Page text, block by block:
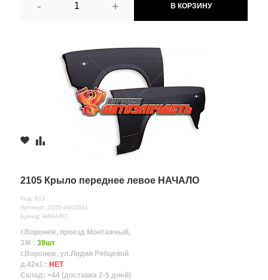
- + В КОРЗИНУ
2105 Крыло переднее левое НАЧАЛО
Код: 612
Артикул: 2105-8403011
Бренд: НАЧАЛО
г.Воронеж, проезд Монтажный,
3Ж : 39шт
г.Воронеж, ул.Лидии Рябцевой
д.42к1 : НЕТ
Склад: >44 (доставка 2-5 дней)